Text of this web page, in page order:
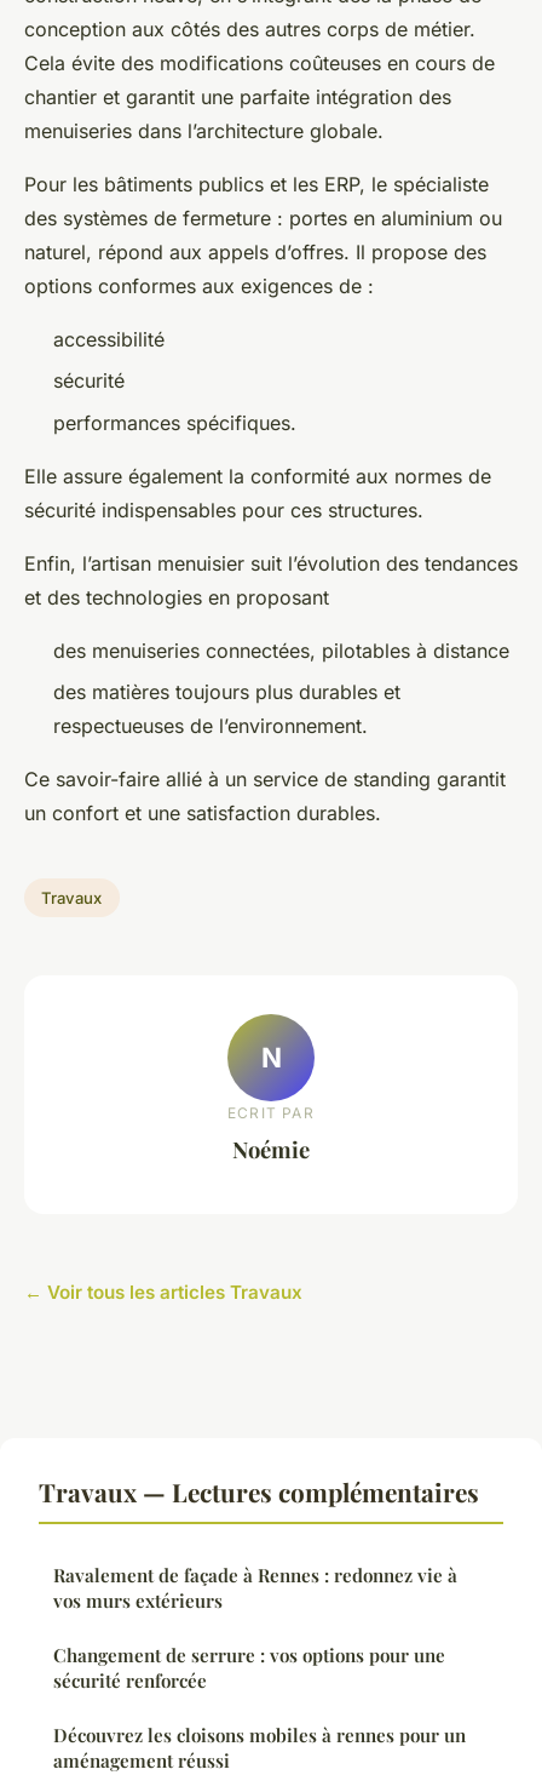
conception aux côtés des autres corps de métier.
Cela évite des modifications coûteuses en cours de
chantier et garantit une parfaite intégration des
menuiseries dans l’architecture globale.
Pour les bâtiments publics et les ERP, le spécialiste
des systèmes de fermeture : portes en aluminium ou
naturel, répond aux appels d’offres. Il propose des
options conformes aux exigences de :
accessibilité
sécurité
performances spécifiques.
Elle assure également la conformité aux normes de
sécurité indispensables pour ces structures.
Enfin, l’artisan menuisier suit l’évolution des tendances
et des technologies en proposant
des menuiseries connectées, pilotables à distance
des matières toujours plus durables et
respectueuses de l’environnement.
Ce savoir-faire allié à un service de standing garantit
un confort et une satisfaction durables.
Travaux
N
ECRIT PAR
Noémie
← Voir tous les articles Travaux
Travaux — Lectures complémentaires
Ravalement de façade à Rennes : redonnez vie à
vos murs extérieurs
Changement de serrure : vos options pour une
sécurité renforcée
Découvrez les cloisons mobiles à rennes pour un
aménagement réussi